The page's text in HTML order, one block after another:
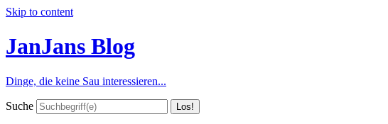
Skip to content
JanJans Blog
Dinge, die keine Sau interessieren...
Suche